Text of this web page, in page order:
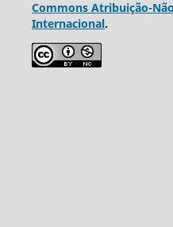
Commons Atribuição-
Internacional.